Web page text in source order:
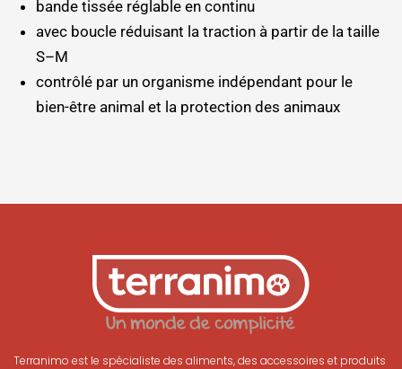
bande tissée réglable en continu
avec boucle réduisant la traction à partir de la taille
S–M
contrôlé par un organisme indépendant pour le
bien-être animal et la protection des animaux
Terranimo est le spécialiste des aliments, des accessoires et produits